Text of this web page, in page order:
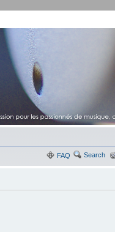
FAQ Search